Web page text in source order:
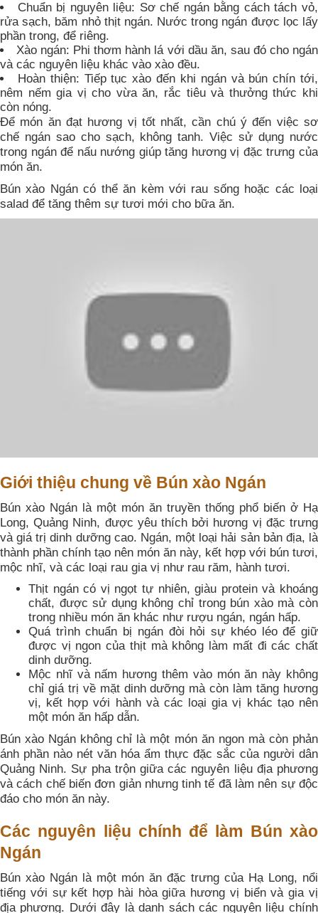
Chuẩn bị nguyên liệu: Sơ chế ngán bằng cách tách vỏ,
rửa sạch, băm nhỏ thịt ngán. Nước trong ngán được lọc lấy
phần trong, để riêng.
Xào ngán: Phi thơm hành lá với dầu ăn, sau đó cho ngán
và các nguyên liệu khác vào xào đều.
Hoàn thiện: Tiếp tục xào đến khi ngán và bún chín tới,
nêm nếm gia vị cho vừa ăn, rắc tiêu và thưởng thức khi
còn nóng.
Để món ăn đạt hương vị tốt nhất, cần chú ý đến việc sơ
chế ngán sao cho sạch, không tanh. Việc sử dụng nước
trong ngán để nấu nướng giúp tăng hương vị đặc trưng của
món ăn.
Bún xào Ngán có thể ăn kèm với rau sống hoặc các loại
salad để tăng thêm sự tươi mới cho bữa ăn.
Giới thiệu chung về Bún xào Ngán
Bún xào Ngán là một món ăn truyền thống phổ biến ở Hạ
Long, Quảng Ninh, được yêu thích bởi hương vị đặc trưng
và giá trị dinh dưỡng cao. Ngán, một loại hải sản bản địa, là
thành phần chính tạo nên món ăn này, kết hợp với bún tươi,
mộc nhĩ, và các loại rau gia vị như rau răm, hành tươi.
Thịt ngán có vị ngọt tự nhiên, giàu protein và khoáng
chất, được sử dụng không chỉ trong bún xào mà còn
trong nhiều món ăn khác như rượu ngán, ngán hấp.
Quá trình chuẩn bị ngán đòi hỏi sự khéo léo để giữ
được vị ngon của thịt mà không làm mất đi các chất
dinh dưỡng.
Mộc nhĩ và nấm hương thêm vào món ăn này không
chỉ giá trị về mặt dinh dưỡng mà còn làm tăng hương
vị, kết hợp với hành và các loại gia vị khác tạo nên
một món ăn hấp dẫn.
Bún xào Ngán không chỉ là một món ăn ngon mà còn phản
ánh phần nào nét văn hóa ẩm thực đặc sắc của người dân
Quảng Ninh. Sự pha trộn giữa các nguyên liệu địa phương
và cách chế biến đơn giản nhưng tinh tế đã làm nên sự độc
đáo cho món ăn này.
Các nguyên liệu chính để làm Bún xào
Ngán
Bún xào Ngán là một món ăn đặc trưng của Hạ Long, nổi
tiếng với sự kết hợp hài hòa giữa hương vị biển và gia vị
địa phương. Dưới đây là danh sách các nguyên liệu chính